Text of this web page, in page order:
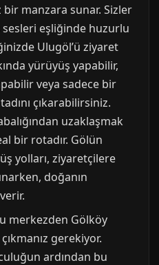
manzara sunar. Sizler
eşliğinde huzurlu
Ulugöl’ü ziyaret
yürüyüş yapabilir,
veya sadece bir
çıkarabilirsiniz.
uzaklaşmak
bir rotadır. Gölün
yolları, ziyaretçilere
doğanın
merkezden Gölköy
gerekiyor.
ardından bu